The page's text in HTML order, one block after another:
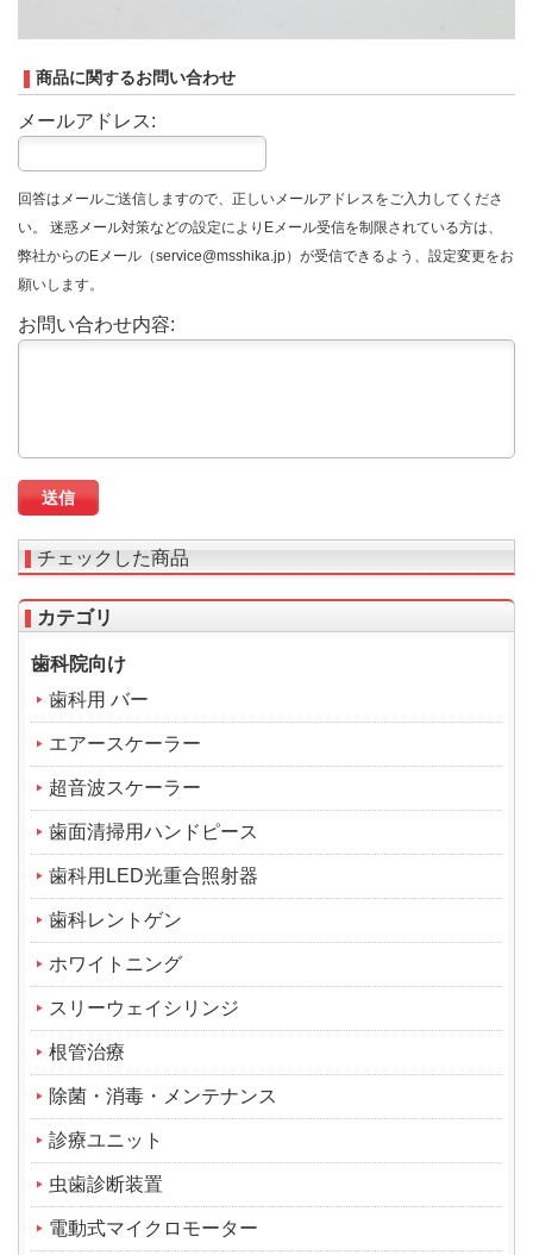
商品に関するお問い合わせ
メールアドレス:
回答はメールご送信しますので、正しいメールアドレスをご入力してくださ
い。 迷惑メール対策などの設定によりEメール受信を制限されている方は、
弊社からのEメール（service@msshika.jp）が受信できるよう、設定変更をお
願いします。
お問い合わせ内容:
チェックした商品
カテゴリ
歯科院向け
歯科用 バー
エアースケーラー
超音波スケーラー
歯面清掃用ハンドピース
歯科用LED光重合照射器
歯科レントゲン
ホワイトニング
スリーウェイシリンジ
根管治療
除菌・消毒・メンテナンス
診療ユニット
虫歯診断装置
電動式マイクロモーター